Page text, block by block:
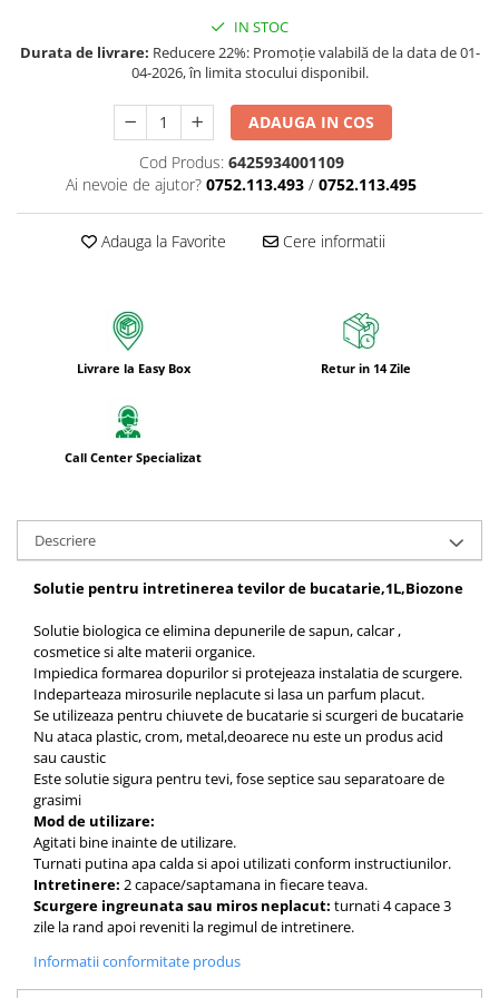
IN STOC
Durata de livrare: Reducere 22%: Promoție valabilă de la data de 01-
04-2026, în limita stocului disponibil.
ADAUGA IN COS
Cod Produs: 6425934001109
Ai nevoie de ajutor? 0752.113.493 / 0752.113.495
Adauga la Favorite Cere informatii
Livrare la Easy Box Retur in 14 Zile
Call Center Specializat
Descriere
Solutie pentru intretinerea tevilor de bucatarie,1L,Biozone
Solutie biologica ce elimina depunerile de sapun, calcar ,
cosmetice si alte materii organice.
Impiedica formarea dopurilor si protejeaza instalatia de scurgere.
Indeparteaza mirosurile neplacute si lasa un parfum placut.
Se utilizeaza pentru chiuvete de bucatarie si scurgeri de bucatarie
Nu ataca plastic, crom, metal,deoarece nu este un produs acid
sau caustic
Este solutie sigura pentru tevi, fose septice sau separatoare de
grasimi
Mod de utilizare:
Agitati bine inainte de utilizare.
Turnati putina apa calda si apoi utilizati conform instructiunilor.
Intretinere: 2 capace/saptamana in fiecare teava.
Scurgere ingreunata sau miros neplacut: turnati 4 capace 3
zile la rand apoi reveniti la regimul de intretinere.
Informatii conformitate produs